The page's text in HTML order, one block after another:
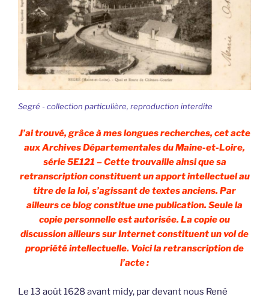
Segré - collection particulière, reproduction interdite
J’ai trouvé, grâce à mes longues recherches, cet acte
aux Archives Départementales du Maine-et-Loire,
série 5E121 – Cette trouvaille ainsi que sa
retranscription constituent un apport intellectuel au
titre de la loi, s’agissant de textes anciens. Par
ailleurs ce blog constitue une publication. Seule la
copie personnelle est autorisée. La copie ou
discussion ailleurs sur Internet constituent un vol de
propriété intellectuelle. Voici la retranscription de
l’acte :
Le 13 août 1628 avant midy, par devant nous René